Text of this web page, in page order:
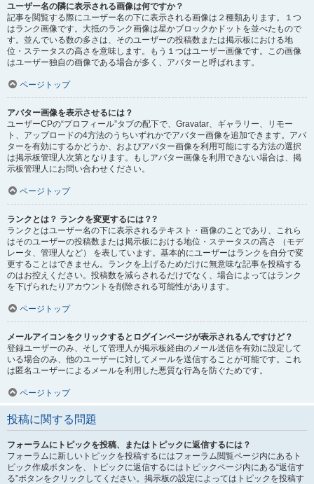
ユーザー名の隣に表示される画像は何ですか？
記事を閲覧する際にユーザー名の下に表示される画像は２種類あります。１つ
はランク画像です。大抵のランク画像は星かブロックかドットを並べたもので
す。並んでいる数の多さは、そのユーザーの投稿数または掲示板における地
位・ステータスの高さを意味します。もう１つはユーザー画像です。この画像
はユーザー独自の画像である場合が多く、アバターと呼ばれます。
ページトップ
アバター画像を表示させるには？
ユーザーCPの“プロフィール”タブの配下で、Gravatar、ギャラリー、リモー
ト、アップロードの4方法のうちいずれかでアバター画像を追加できます。アバ
ターを有効にするかどうか、およびアバター画像を利用可能にする方法の選択
は掲示板管理人次第となります。もしアバター画像を利用できない場合は、掲
示板管理人にお問い合わせください。
ページトップ
ランクとは？ ランクを変更するには？?
ランクとはユーザー名の下に表示されるテキスト・画像のことであり、これら
はそのユーザーの投稿数または掲示板における地位・ステータスの高さ （モデ
レータ、管理人など） を表しています。基本的にユーザーはランクを自分で変
更することはできません。ランクを上げるためだけに無意味な記事を投稿する
のはお控えください。投稿数を減らされるだけでなく、場合によってはランク
を下げられたりアカウントを削除される可能性があります。
ページトップ
メールアイコンをクリックするとログインページが表示されるんですけど？
登録ユーザーのみ、そして管理人が掲示板経由のメール送信を有効に設定して
いる場合のみ、他のユーザーに対してメールを送信することが可能です。これ
は匿名ユーザーによるメールを利用した悪質な行為を防ぐためです。
ページトップ
投稿に関する問題
フォーラムにトピックを投稿、またはトピックに返信するには？
フォーラムに新しいトピックを投稿するにはフォーラム閲覧ページ内にあるト
ピック作成ボタンを、トピックに返信するにはトピックページ内にある“返信す
る”ボタンをクリックしてください。掲示板の設定によってはトピックを投稿す